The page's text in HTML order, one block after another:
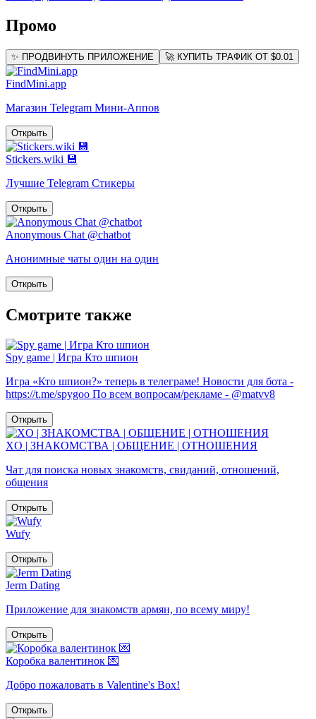
Промо
✨ ПРОДВИНУТЬ ПРИЛОЖЕНИЕ 🚀 КУПИТЬ ТРАФИК ОТ $0.01
FindMini.app
Магазин Telegram Мини-Аппов
Открыть
Stickers.wiki 💾
Лучшие Telegram Стикеры
Открыть
Anonymous Chat @chatbot
Анонимные чаты один на один
Открыть
Смотрите также
Spy game | Игра Кто шпион
Игра «Кто шпион?» теперь в телеграме! Новости для бота -
https://t.me/spygoo По всем вопросам/рекламе - @matvv8
Открыть
XO | ЗНАКОМСТВА | ОБЩЕНИЕ | ОТНОШЕНИЯ
Чат для поиска новых знакомств, свиданий, отношений,
общения
Открыть
Wufy
Открыть
Jerm Dating
Приложение для знакомств армян, по всему миру!
Открыть
Коробка валентинок 💌
Добро пожаловать в Valentine's Box!
Открыть